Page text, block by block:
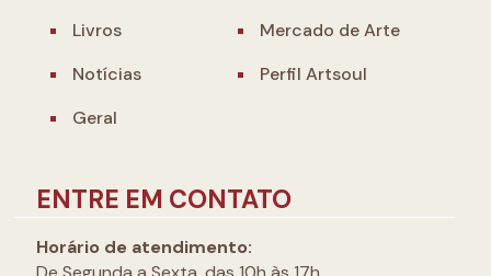
Livros
Mercado de Arte
Notícias
Perfil Artsoul
Geral
ENTRE EM CONTATO
Horário de atendimento: